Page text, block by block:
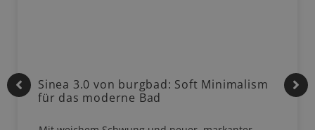
Sinea 3.0 von burgbad: Soft Minimalism
für das moderne Bad